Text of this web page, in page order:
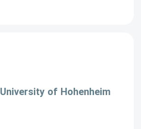
University of Hohenheim